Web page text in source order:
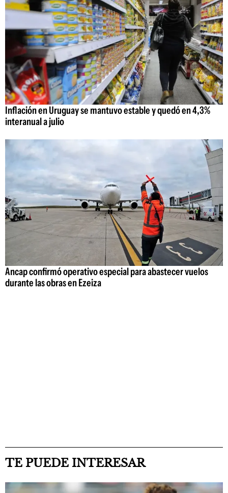
Inflación en Uruguay se mantuvo estable y quedó en 4,3%
interanual a julio
Ancap confirmó operativo especial para abastecer vuelos
durante las obras en Ezeiza
TE PUEDE INTERESAR